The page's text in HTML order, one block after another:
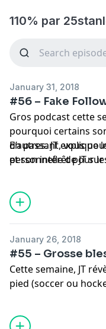
110% par
January 31, 2018
#56 – Fake
Gros podcast cette
pourquoi certains
d’autres. JT
et son intérêt pour
rumeurs entourant
deux blogueurs
concours de skills du
En passant, vous
personnelle de JT
@jeantrudel83 sur
January 26, 2018
#55 – Grosse
Cette semaine, JT
pied (soccer ou
sont pires que le
aussi d’Eric
Bitcoin.